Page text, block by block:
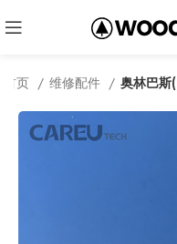
首页 维修配件 奥林巴斯